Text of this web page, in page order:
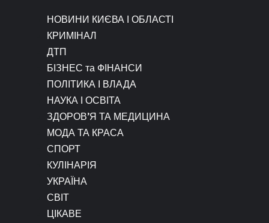
НОВИНИ КИЄВА І ОБЛАСТІ
КРИМІНАЛ
ДТП
БІЗНЕС та ФІНАНСИ
ПОЛІТИКА І ВЛАДА
НАУКА І ОСВІТА
ЗДОРОВ’Я ТА МЕДИЦИНА
МОДА ТА КРАСА
СПОРТ
КУЛІНАРІЯ
УКРАЇНА
СВІТ
ЦІКАВЕ